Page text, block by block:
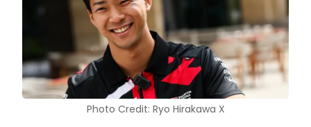
Photo Credit: Ryo Hirakawa X